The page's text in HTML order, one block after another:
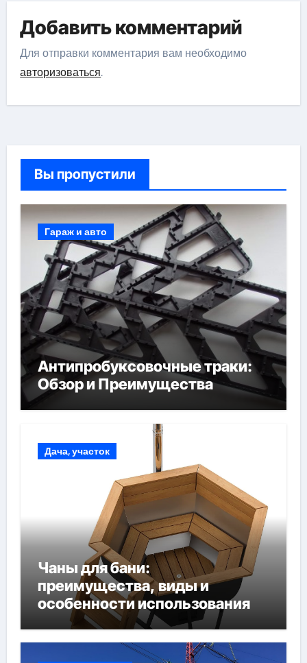
Добавить комментарий
Для отправки комментария вам необходимо
авторизоваться.
Вы пропустили
Гараж и авто
Антипробуксовочные траки:
Обзор и Преимущества
Дача, участок
Чаны для бани:
преимущества, виды и
особенности использования